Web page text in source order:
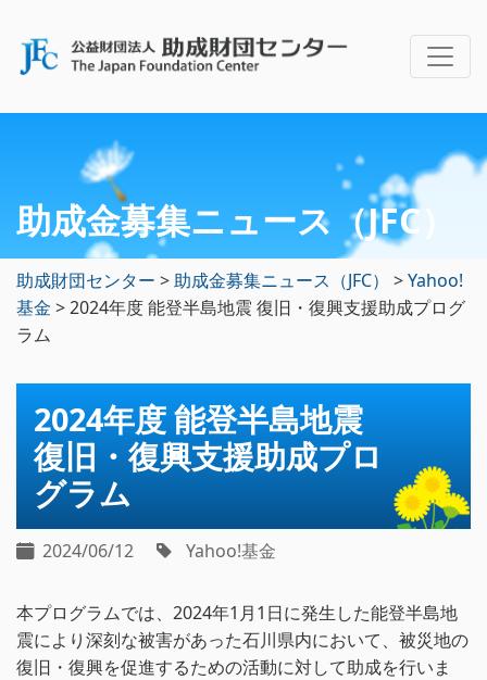
助成金募集ニュース（JFC）
助成財団センター >助成金募集ニュース（JFC） >Yahoo!
基金 >2024年度 能登半島地震 復旧・復興支援助成プログ
ラム
2024年度 能登半島地震
復旧・復興支援助成プロ
グラム
2024/06/12 Yahoo!基金
本プログラムでは、2024年1月1日に発生した能登半島地
震により深刻な被害があった石川県内において、被災地の
復旧・復興を促進するための活動に対して助成を行いま